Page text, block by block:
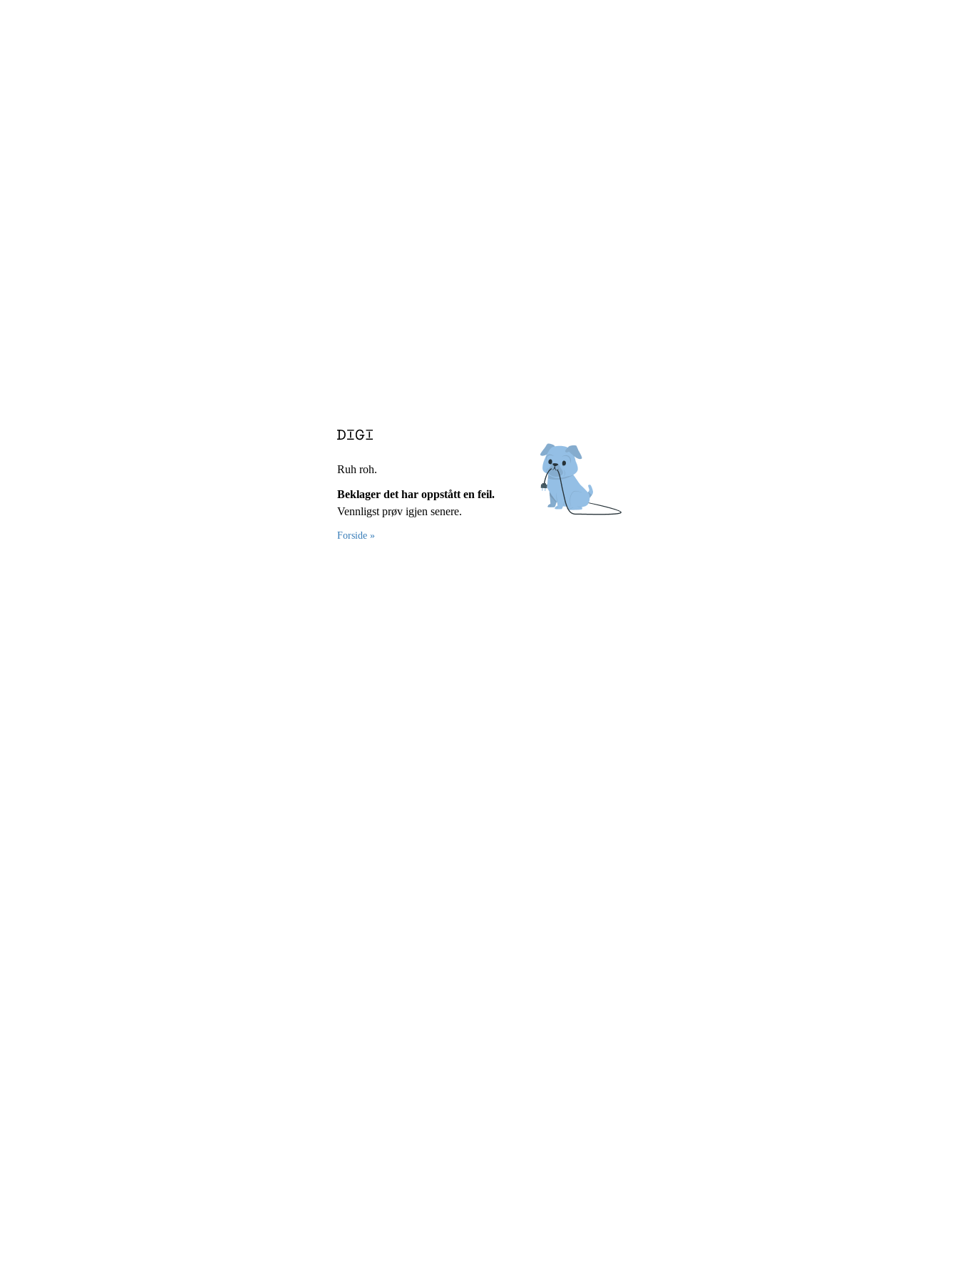
Ruh roh.
Beklager det har oppstått en feil.
Vennligst prøv igjen senere.
Forside »